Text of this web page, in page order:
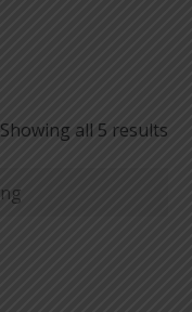
Showing all 5 results